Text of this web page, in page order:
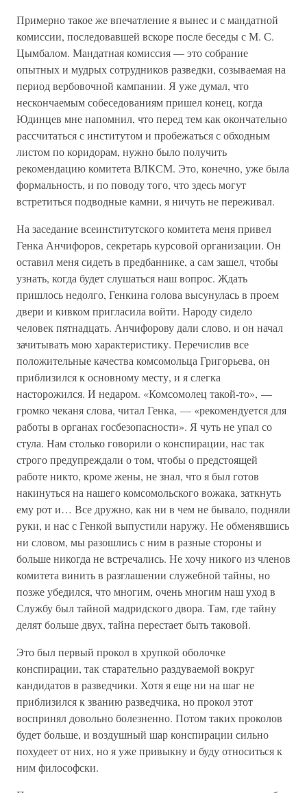
Примерно такое же впечатление я вынес и с мандатной
комиссии, последовавшей вскоре после беседы с М. С.
Цымбалом. Мандатная комиссия — это собрание
опытных и мудрых сотрудников разведки, созываемая на
период вербовочной кампании. Я уже думал, что
нескончаемым собеседованиям пришел конец, когда
Юдинцев мне напомнил, что перед тем как окончательно
рассчитаться с институтом и пробежаться с обходным
листом по коридорам, нужно было получить
рекомендацию комитета ВЛКСМ. Это, конечно, уже была
формальность, и по поводу того, что здесь могут
встретиться подводные камни, я ничуть не переживал.
На заседание всеинститутского комитета меня привел
Генка Анчифоров, секретарь курсовой организации. Он
оставил меня сидеть в предбаннике, а сам зашел, чтобы
узнать, когда будет слушаться наш вопрос. Ждать
пришлось недолго, Генкина голова высунулась в проем
двери и кивком пригласила войти. Народу сидело
человек пятнадцать. Анчифорову дали слово, и он начал
зачитывать мою характеристику. Перечислив все
положительные качества комсомольца Григорьева, он
приблизился к основному месту, и я слегка
насторожился. И недаром. «Комсомолец такой-то», —
громко чеканя слова, читал Генка, — «рекомендуется для
работы в органах госбезопасности». Я чуть не упал со
стула. Нам столько говорили о конспирации, нас так
строго предупреждали о том, чтобы о предстоящей
работе никто, кроме жены, не знал, что я был готов
накинуться на нашего комсомольского вожака, заткнуть
ему рот и… Все дружно, как ни в чем не бывало, подняли
руки, и нас с Генкой выпустили наружу. Не обменявшись
ни словом, мы разошлись с ним в разные стороны и
больше никогда не встречались. Не хочу никого из членов
комитета винить в разглашении служебной тайны, но
позже убедился, что многим, очень многим наш уход в
Службу был тайной мадридского двора. Там, где тайну
делят больше двух, тайна перестает быть таковой.
Это был первый прокол в хрупкой оболочке
конспирации, так старательно раздуваемой вокруг
кандидатов в разведчики. Хотя я еще ни на шаг не
приблизился к званию разведчика, но прокол этот
воспринял довольно болезненно. Потом таких проколов
будет больше, и воздушный шар конспирации сильно
похудеет от них, но я уже привыкну и буду относиться к
ним философски.